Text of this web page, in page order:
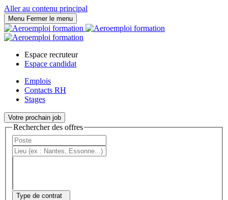
Aller au contenu principal
Menu Fermer le menu
Espace recruteur
Espace candidat
Emplois
Contacts RH
Stages
Votre prochain job
Rechercher des offres
Type de contrat
Panneau de gestion des cookies